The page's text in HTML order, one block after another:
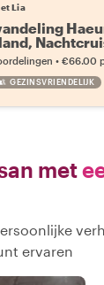
Lia
• €66.00
GEZINSVRIENDELIJK
met
ervaren